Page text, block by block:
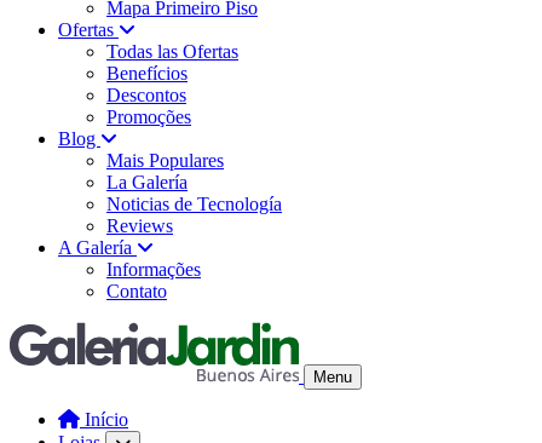
Mapa Primeiro Piso
Ofertas
Todas las Ofertas
Benefícios
Descontos
Promoções
Blog
Mais Populares
La Galería
Noticias de Tecnología
Reviews
A Galería
Informações
Contato
Menu
Início